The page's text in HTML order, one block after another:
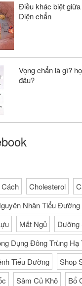
Điều khác biệt
Diện chẩn
Vọng chẩn là gì?
đâu?
Cholesterol
Nhân Tiểu Đường
Mất Ngủ
Dưỡng
Dụng Đông Trùng Hạ
Tiểu Đường
Shop
Sâm Củ Khô
Bổ